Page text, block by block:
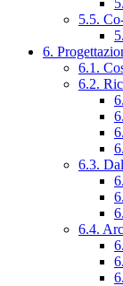
5.5.
6.
6.1.
6.2.
6.3.
6.4.